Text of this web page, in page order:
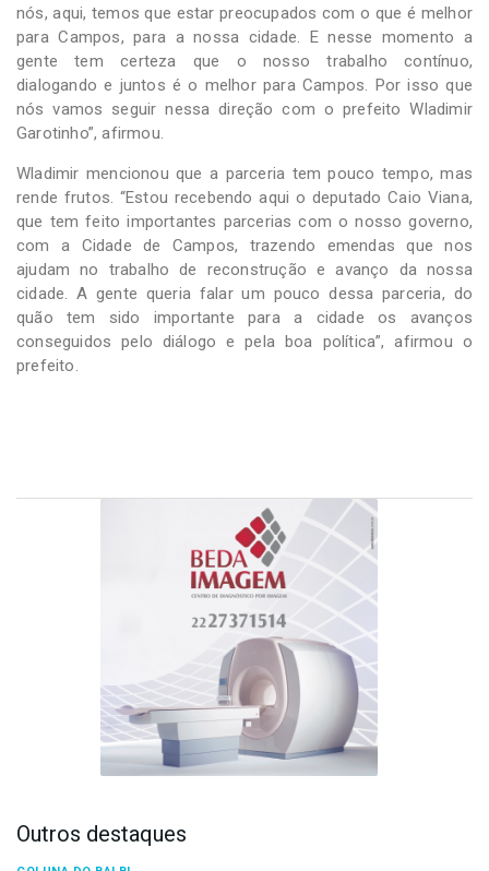
nós, aqui, temos que estar preocupados com o que é melhor
para Campos, para a nossa cidade. E nesse momento a
gente tem certeza que o nosso trabalho contínuo,
dialogando e juntos é o melhor para Campos. Por isso que
nós vamos seguir nessa direção com o prefeito Wladimir
Garotinho”, afirmou.
Wladimir mencionou que a parceria tem pouco tempo, mas
rende frutos. “Estou recebendo aqui o deputado Caio Viana,
que tem feito importantes parcerias com o nosso governo,
com a Cidade de Campos, trazendo emendas que nos
ajudam no trabalho de reconstrução e avanço da nossa
cidade. A gente queria falar um pouco dessa parceria, do
quão tem sido importante para a cidade os avanços
conseguidos pelo diálogo e pela boa política”, afirmou o
prefeito.
Outros destaques